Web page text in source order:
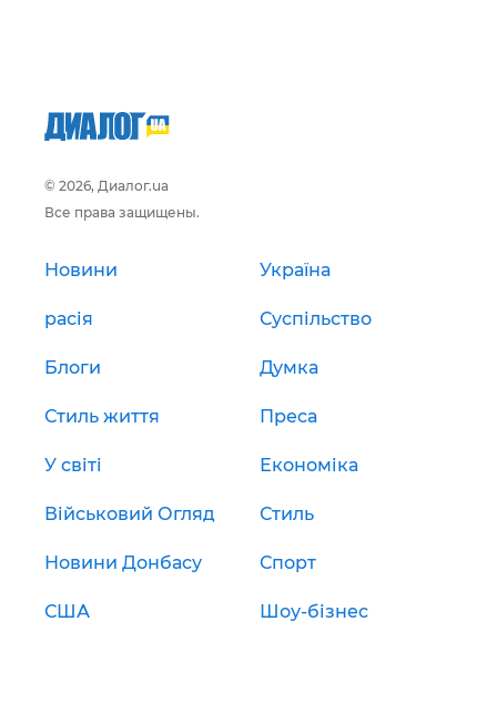
© 2026, Диалог.ua
Все права защищены.
Новини Україна
расія Суспільство
Блоги Думка
Стиль життя Преса
У світі Економіка
Військовий Огляд Стиль
Новини Донбасу Спорт
США Шоу-бізнес